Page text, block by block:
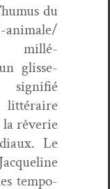
du
mil­lé­
glisse­
sig­nifié
la rêver­ie
Le
tem­po­